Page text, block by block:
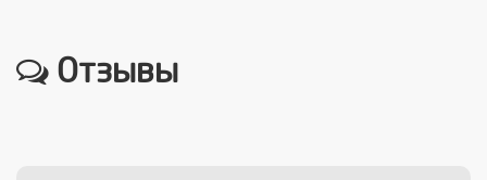
Отзывы